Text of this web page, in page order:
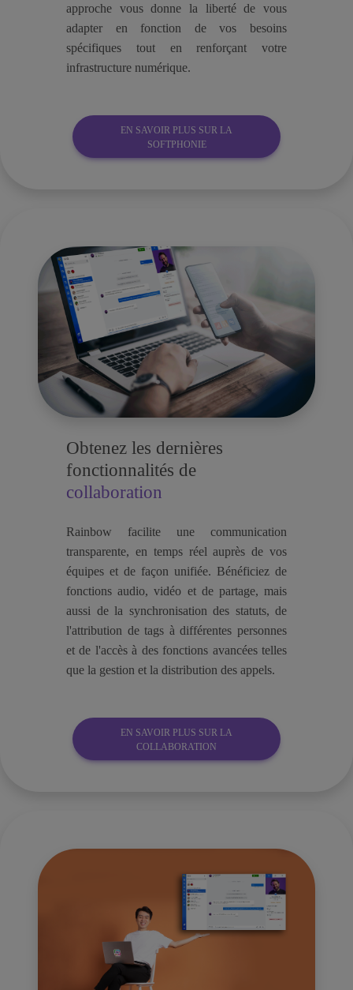
approche vous donne la liberté de vous
adapter en fonction de vos besoins
spécifiques tout en renforçant votre
infrastructure numérique.
EN SAVOIR PLUS SUR LA
SOFTPHONIE
Obtenez les dernières
fonctionnalités de
collaboration
Rainbow facilite une communication
transparente, en temps réel auprès de vos
équipes et de façon unifiée. Bénéficiez de
fonctions audio, vidéo et de partage, mais
aussi de la synchronisation des statuts, de
l'attribution de tags à différentes personnes
et de l'accès à des fonctions avancées telles
que la gestion et la distribution des appels.
EN SAVOIR PLUS SUR LA
COLLABORATION